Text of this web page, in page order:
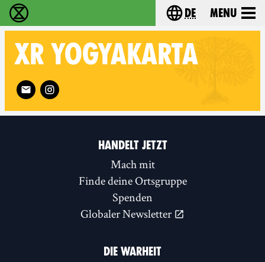
extinction rebellion - Home Choose your
de Menu
XR YOGYAKARTA
Follow XR Yogyakarta on
HANDELT JETZT
Mach mit
Finde deine Ortsgruppe
Spenden
Globaler Newsletter
DIE WARHEIT